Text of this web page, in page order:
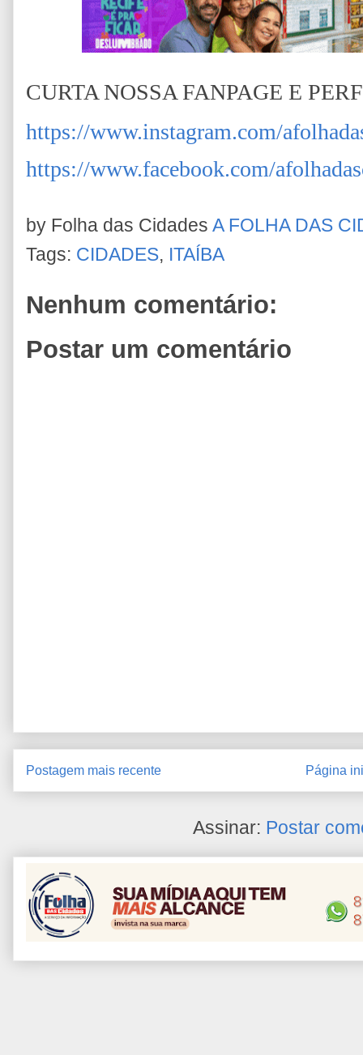
CURTA NOSSA FANPAGE E
https://www.instagram.com/
https://www.facebook.com/
by Folha das Cidades A FOLHA DAS
Tags: CIDADES, ITAÍBA
Nenhum comentário:
Postar um comentário
Postagem mais recente Página
Assinar: Postar